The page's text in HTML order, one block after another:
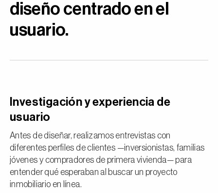
diseño centrado en el
usuario.
Investigación y experiencia de
usuario
Antes de diseñar, realizamos entrevistas con
diferentes perfiles de clientes —inversionistas, familias
jóvenes y compradores de primera vivienda— para
entender qué esperaban al buscar un proyecto
inmobiliario en línea.